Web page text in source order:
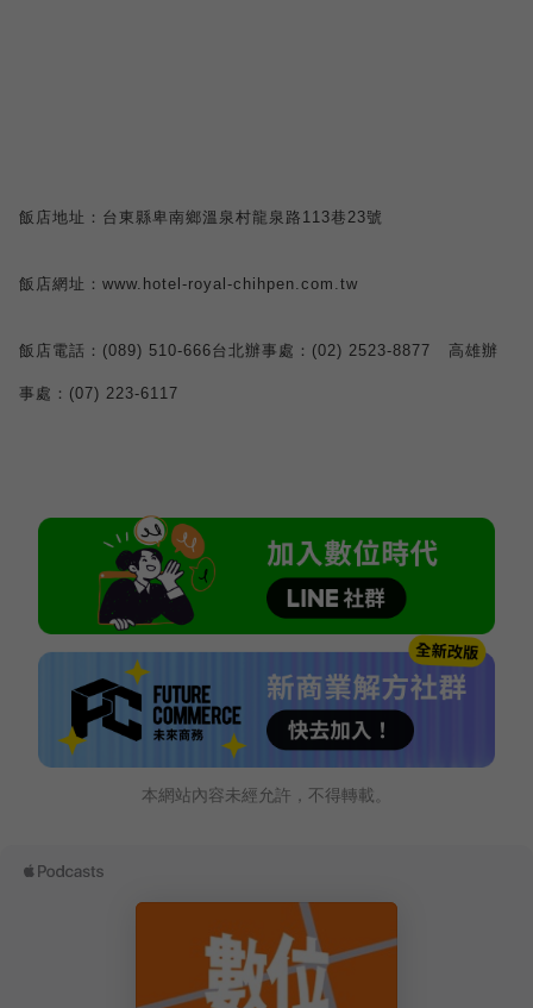
飯店地址：台東縣卑南鄉溫泉村龍泉路 113巷23號
飯店網址： www.hotel-royal-chihpen.com.tw
飯店電話： (089) 510-666台北辦事處： (02) 2523-8877 高雄辦
事處： (07) 223-6117
本網站內容未經允許，不得轉載。